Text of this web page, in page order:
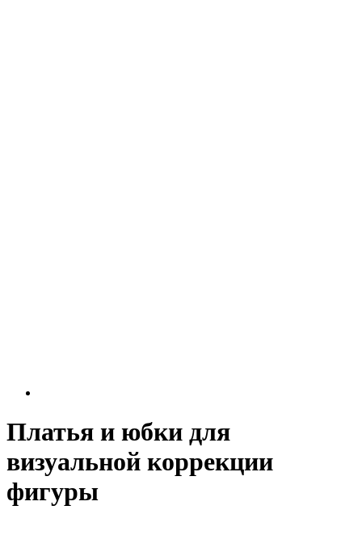
Платья и юбки для
визуальной коррекции
фигуры